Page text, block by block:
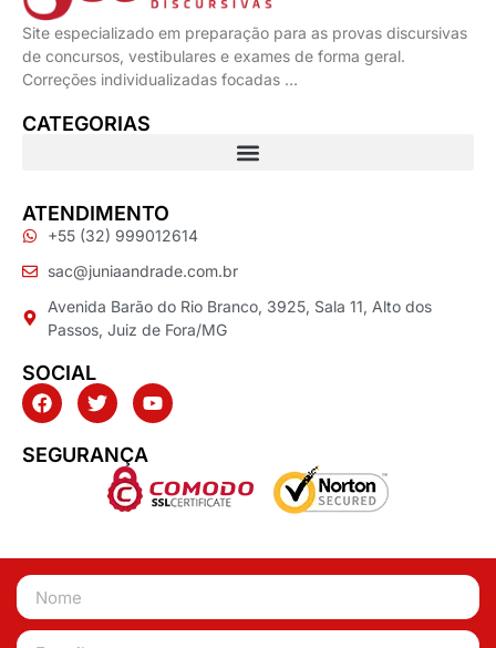
Site especializado em preparação para as provas discursivas
de concursos, vestibulares e exames de forma geral.
Correções individualizadas focadas …
CATEGORIAS
ATENDIMENTO
+55 (32) 999012614
sac@juniaandrade.com.br
Avenida Barão do Rio Branco, 3925, Sala 11, Alto dos
Passos, Juiz de Fora/MG
SOCIAL
SEGURANÇA